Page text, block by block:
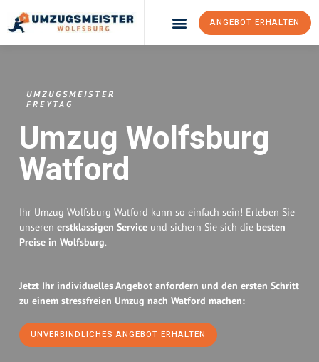
ANGEBOT ERHALTEN
UMZUGSMEISTER
FREYTAG
Umzug Wolfsburg
Watford
Ihr Umzug Wolfsburg Watford kann so einfach sein! Erleben Sie
unseren erstklassigen Service und sichern Sie sich die besten
Preise in Wolfsburg.
Jetzt Ihr individuelles Angebot anfordern und den ersten Schritt
zu einem stressfreien Umzug nach Watford machen:
UNVERBINDLICHES ANGEBOT ERHALTEN